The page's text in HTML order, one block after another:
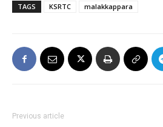
TAGS KSRTC malakkappara
Previous article